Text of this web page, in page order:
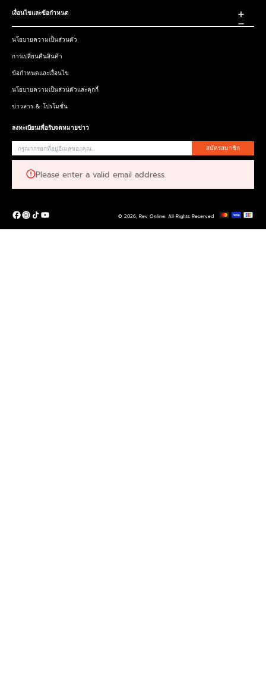
เงื่อนไขและข้อกำหนด
นโยบายความเป็นส่วนตัว
การเปลี่ยนคืนสินค้า
ข้อกำหนดและเงื่อนไข
นโยบายความเป็นส่วนตัวและคุกกี้
ข่าวสาร & โปรโมชั่น
ลงทะเบียนเพื่อรับจดหมายข่าว
สมัครสมาชิก
Please enter a valid email address.
© 2026, Rev Online. All Rights Reserved